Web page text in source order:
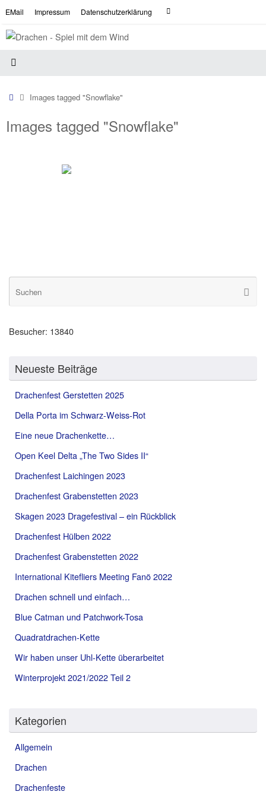
springen
EMail Impressum Datenschutzerklärung Suchen
StartImages tagged "Snowflake"
Images tagged "Snowflake"
Besucher: 13840
Neueste Beiträge
Drachenfest Gerstetten 2025
Della Porta im Schwarz-Weiss-Rot
Eine neue Drachenkette…
Open Keel Delta „The Two Sides II“
Drachenfest Laichingen 2023
Drachenfest Grabenstetten 2023
Skagen 2023 Dragefestival – ein Rückblick
Drachenfest Hülben 2022
Drachenfest Grabenstetten 2022
International Kitefliers Meeting Fanö 2022
Drachen schnell und einfach…
Blue Catman und Patchwork-Tosa
Quadratdrachen-Kette
Wir haben unser Uhl-Kette überarbeitet
Winterprojekt 2021/2022 Teil 2
Kategorien
Allgemein
Drachen
Drachenfeste